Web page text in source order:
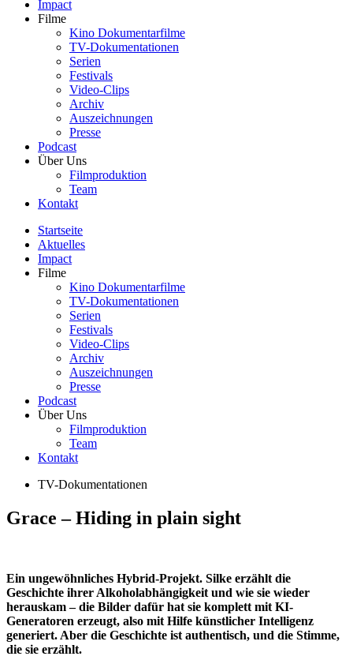
Impact
Filme
Kino Dokumentarfilme
TV-Dokumentationen
Serien
Festivals
Video-Clips
Archiv
Auszeichnungen
Presse
Podcast
Über Uns
Filmproduktion
Team
Kontakt
Startseite
Aktuelles
Impact
Filme
Kino Dokumentarfilme
TV-Dokumentationen
Serien
Festivals
Video-Clips
Archiv
Auszeichnungen
Presse
Podcast
Über Uns
Filmproduktion
Team
Kontakt
TV-Dokumentationen
Grace – Hiding in plain sight
Ein ungewöhnliches Hybrid-Projekt. Silke erzählt die
Geschichte ihrer Alkoholabhängigkeit und wie sie wieder
herauskam – die Bilder dafür hat sie komplett mit KI-
Generatoren erzeugt, also mit Hilfe künstlicher Intelligenz
generiert. Aber die Geschichte ist authentisch, und die Stimme,
die sie erzählt.